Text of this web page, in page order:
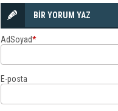
BİR YORUM YAZ
AdSoyad*
E-posta